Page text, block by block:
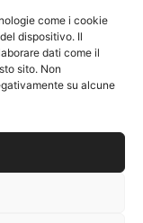
come i cookie
dispositivo. Il
dati come il
sito. Non
su alcune